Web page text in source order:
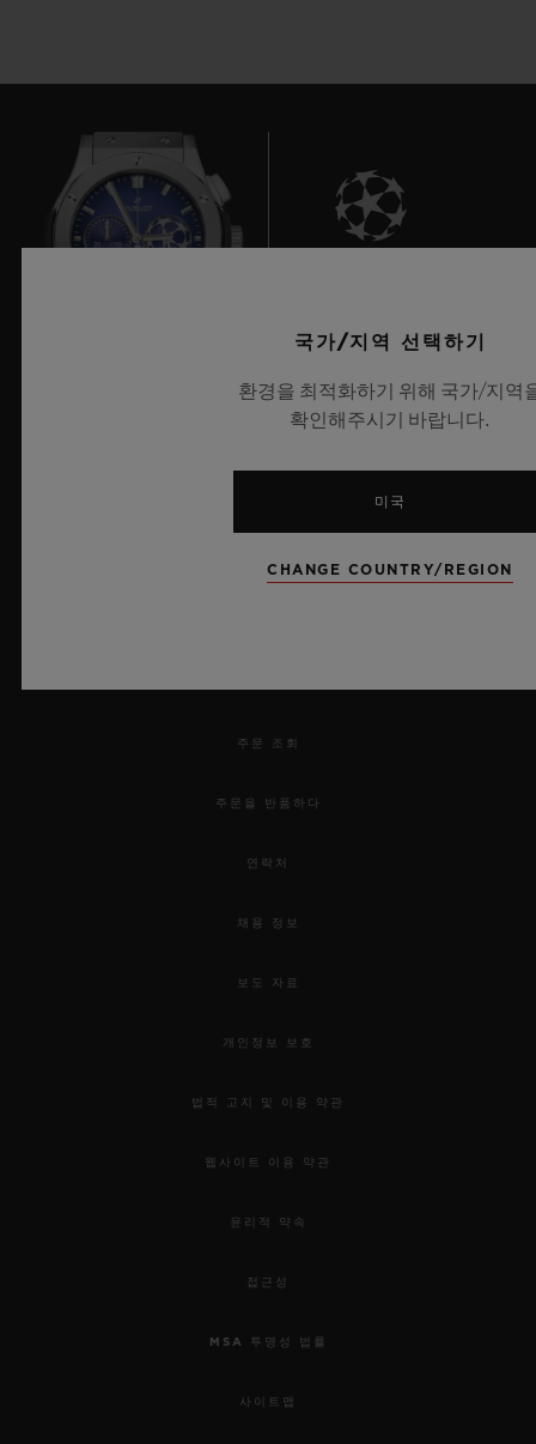
UEFA 챔피언스 리그 공식 타임키퍼
뉴스레터
주문 조회
주문을 반품하다
연락처
채용 정보
보도 자료
개인정보 보호
법적 고지 및 이용 약관
웹사이트 이용 약관
윤리적 약속
접근성
MSA 투명성 법률
사이트맵
국가/지역 선택하기
환경을 최적화하기 위해 국가/지역
확인해주시기 바랍니다.
미국
CHANGE COUNTRY/REGION